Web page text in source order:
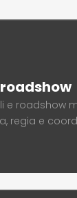
e roadshow
regia e